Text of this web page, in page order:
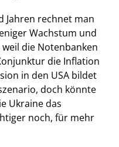
Jahren rechnet man
Wachstum und
die Notenbanken
die Inflation
in den USA bildet
doch könnte
Ukraine das
noch, für mehr